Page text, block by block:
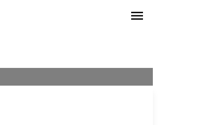
menu